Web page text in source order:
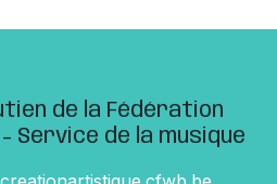
de la Fédération
Service de la musique